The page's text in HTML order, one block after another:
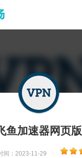
飞鱼加速器网页版
间：2023-11-29